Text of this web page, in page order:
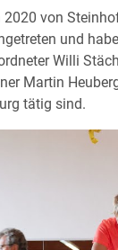
von
und
Willi
Martin
tätig sind.